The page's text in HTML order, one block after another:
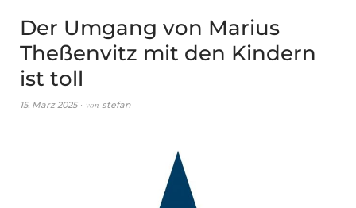
Der Umgang von Marius
Theßenvitz mit den Kindern
ist toll
15. März 2025 von stefan